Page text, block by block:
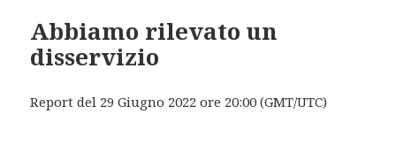
Abbiamo rilevato un
disservizio
Report del 29 Giugno 2022 ore 20:00 (GMT/UTC)